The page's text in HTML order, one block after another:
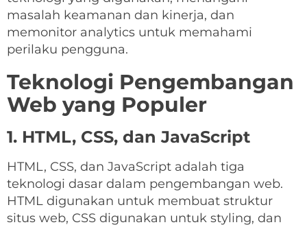
masalah keamanan dan kinerja, dan
memonitor analytics untuk memahami
perilaku pengguna.
Teknologi Pengembangan
Web yang Populer
1. HTML, CSS, dan JavaScript
HTML, CSS, dan JavaScript adalah tiga
teknologi dasar dalam pengembangan web.
HTML digunakan untuk membuat struktur
situs web, CSS digunakan untuk styling, dan